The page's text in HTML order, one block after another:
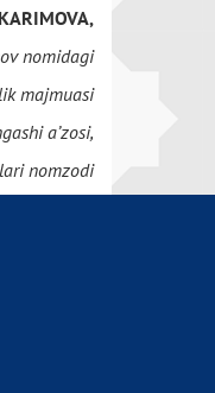
nomidagi
majmuasi
a’zosi,
nomzodi